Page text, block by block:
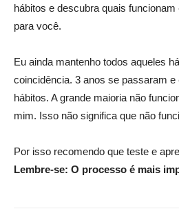
hábitos e descubra quais
para você.
Eu ainda mantenho todos aqueles
coincidência. 3 anos se passaram
hábitos. A grande maioria não
mim. Isso não significa que não
Por isso recomendo que teste e
Lembre-se: O processo é mais